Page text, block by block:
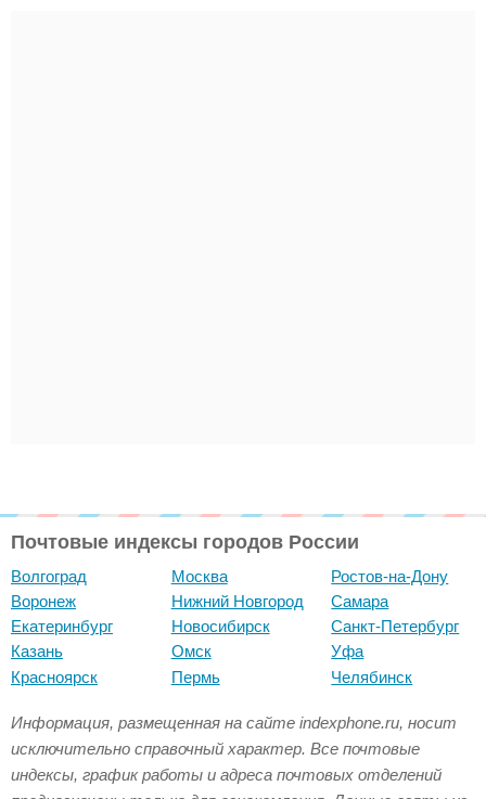
Почтовые индексы городов России
Волгоград
Воронеж
Екатеринбург
Казань
Красноярск
Москва
Нижний Новгород
Новосибирск
Омск
Пермь
Ростов-на-Дону
Самара
Санкт-Петербург
Уфа
Челябинск
Информация, размещенная на сайте indexphone.ru, носит
исключительно справочный характер. Все почтовые
индексы, график работы и адреса почтовых отделений